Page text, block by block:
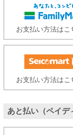
お支払い方法はこ
お支払い方法はこ
あと払い（ペイデ